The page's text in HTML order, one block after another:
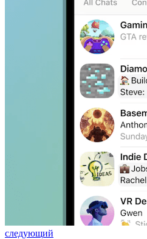
следующий